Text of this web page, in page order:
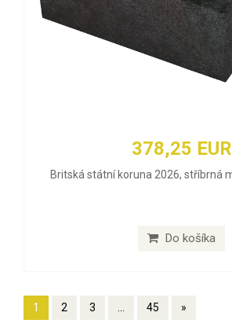
378,25 EUR
Britská státní koruna 2026, stříbrná
Do košíka
1 2 3 ... 45 »